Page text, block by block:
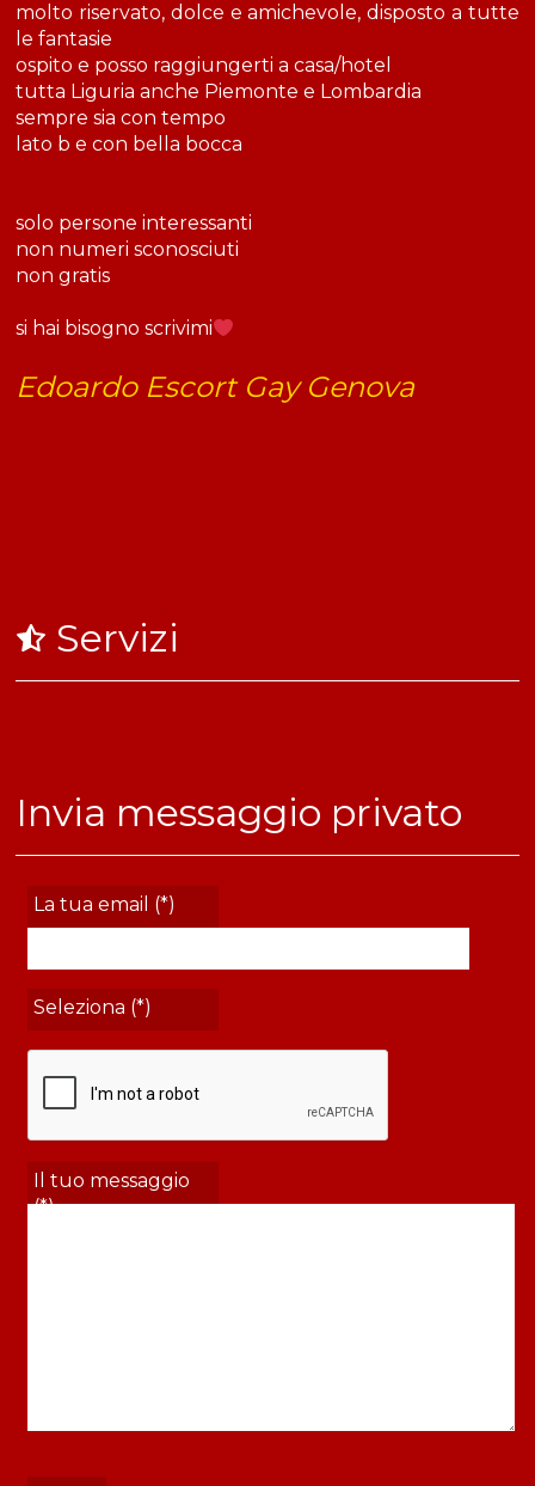
molto riservato, dolce e amichevole, disposto a tutte
le fantasie
ospito e posso raggiungerti a casa/hotel
tutta Liguria anche Piemonte e Lombardia
sempre sia con tempo
lato b e con bella bocca
solo persone interessanti
non numeri sconosciuti
non gratis
si hai bisogno scrivimi
Edoardo Escort Gay Genova
Servizi
Invia messaggio privato
La tua email (*)
Seleziona (*)
Il tuo messaggio
(*)